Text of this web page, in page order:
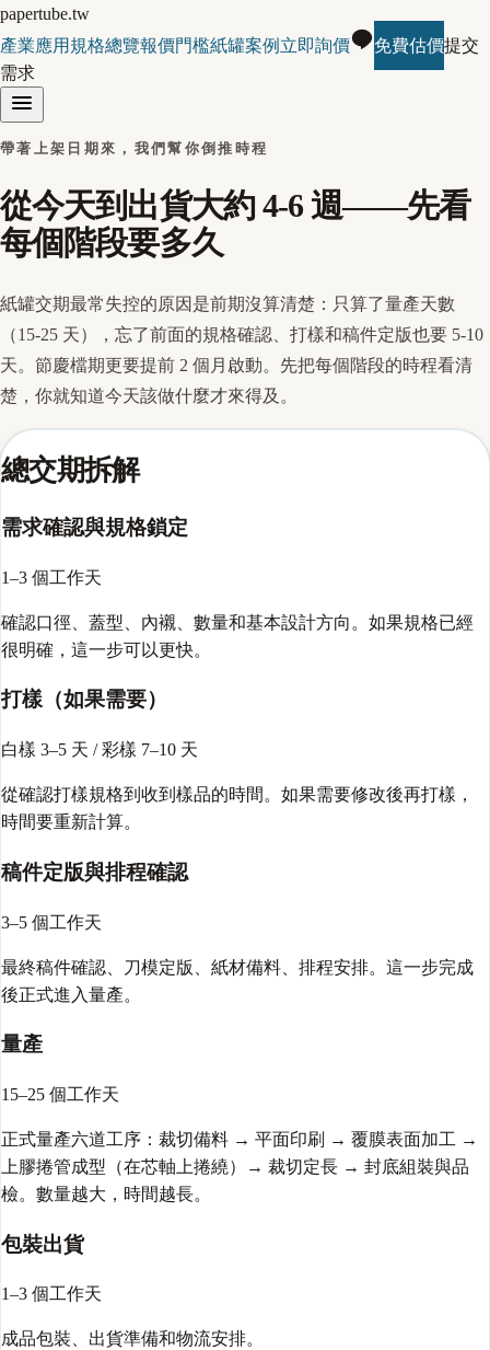
papertube.tw
產業應用 規格總覽報價門檻紙罐案例 立即詢價 免費估價提交
需求
帶著上架日期來，我們幫你倒推時程
從今天到出貨大約 4-6 週——先看
每個階段要多久
紙罐交期最常失控的原因是前期沒算清楚：只算了量產天數
（15-25 天），忘了前面的規格確認、打樣和稿件定版也要 5-10
天。節慶檔期更要提前 2 個月啟動。先把每個階段的時程看清
楚，你就知道今天該做什麼才來得及。
總交期拆解
需求確認與規格鎖定
1–3 個工作天
確認口徑、蓋型、內襯、數量和基本設計方向。如果規格已經
很明確，這一步可以更快。
打樣（如果需要）
白樣 3–5 天 / 彩樣 7–10 天
從確認打樣規格到收到樣品的時間。如果需要修改後再打樣，
時間要重新計算。
稿件定版與排程確認
3–5 個工作天
最終稿件確認、刀模定版、紙材備料、排程安排。這一步完成
後正式進入量產。
量產
15–25 個工作天
正式量產六道工序：裁切備料 → 平面印刷 → 覆膜表面加工 →
上膠捲管成型（在芯軸上捲繞）→ 裁切定長 → 封底組裝與品
檢。數量越大，時間越長。
包裝出貨
1–3 個工作天
成品包裝、出貨準備和物流安排。